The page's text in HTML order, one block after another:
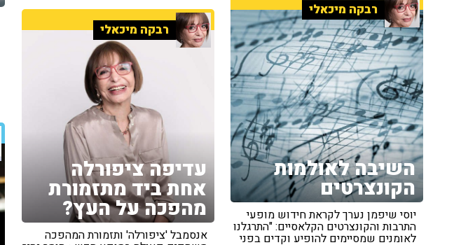
רבקה מיכאלי
השיבה לאולמות
הקונצרטים
יוסי שיפמן נערך לקראת חידוש מופעי
התרבות והקונצרטים הקלאסיים: "התרגלנו
לאומנים שמסיימים להופיע וקדים בפני
רבקה מיכאלי
עדיפה ציפורלה
אחת ביד מתזמורת
מהפכה על העץ?
אנסמבל 'ציפורלה' ותזמורת המהפכה